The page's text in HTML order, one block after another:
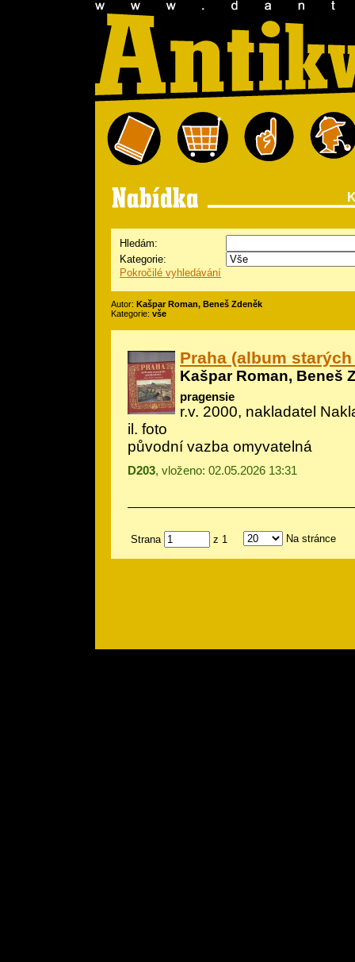
Hledám:
Kategorie:
Pokročilé vyhledávání
Autor: Kašpar Roman, Beneš Zdeněk
Kategorie: vše
Praha (album
Kašpar Roman, Beneš
pragensie
r.v. 2000, nakladatel
il. foto
původní vazba omyvatelná
D203, vloženo: 02.05.2026 13:31
Strana z 1 Na stránce